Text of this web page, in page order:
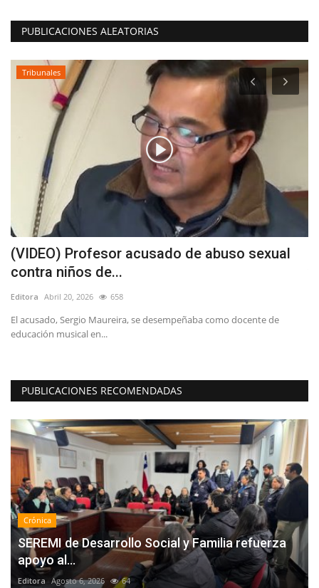
PUBLICACIONES ALEATORIAS
Tribunales
(VIDEO) Profesor acusado de abuso sexual
contra niños de...
Editora Abril 20, 2026 658
El acusado, Sergio Maureira, se desempeñaba como docente de
educación musical en...
PUBLICACIONES RECOMENDADAS
Crónica
SEREMI de Desarrollo Social y Familia refuerza
apoyo al...
Editora Agosto 6, 2026 64